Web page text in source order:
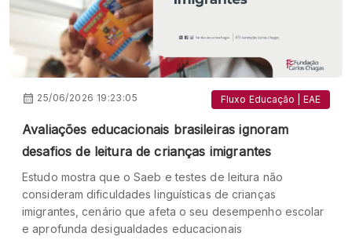
25/06/2026 19:23:05 Fluxo Educação | EAE
Avaliações educacionais brasileiras ignoram
desafios de leitura de crianças imigrantes
Estudo mostra que o Saeb e testes de leitura não
consideram dificuldades linguísticas de crianças
imigrantes, cenário que afeta o seu desempenho escolar
e aprofunda desigualdades educacionais